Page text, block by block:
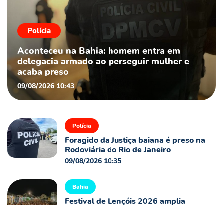
Polícia
Aconteceu na Bahia: homem entra em
delegacia armado ao perseguir mulher e
acaba preso
09/08/2026 10:43
Polícia
Foragido da Justiça baiana é preso na
Rodoviária do Rio de Janeiro
09/08/2026 10:35
Bahia
Festival de Lençóis 2026 amplia